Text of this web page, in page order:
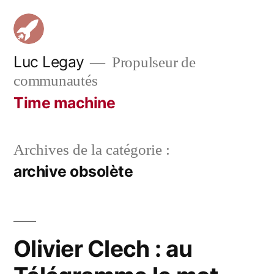
Aller
contenu
Luc Legay
Propulseur de
communautés
Time machine
Archives de la catégorie :
archive obsolète
Olivier Clech : au